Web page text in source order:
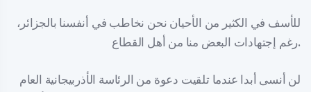
للأسف في الكثير من الأحيان نحن نخاطب في أنفسنا بالجزائر،
رغم إجتهادات البعض منا من أهل القطاع.
لن أنسى أبدا عندما تلقيت دعوة من الرئاسة الأذربيجانية العام